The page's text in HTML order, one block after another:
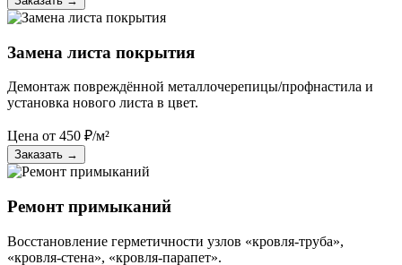
Замена листа покрытия
Демонтаж повреждённой металлочерепицы/профнастила и
установка нового листа в цвет.
Цена от 450 ₽/м²
Заказать →
Ремонт примыканий
Восстановление герметичности узлов «кровля-труба»,
«кровля-стена», «кровля-парапет».